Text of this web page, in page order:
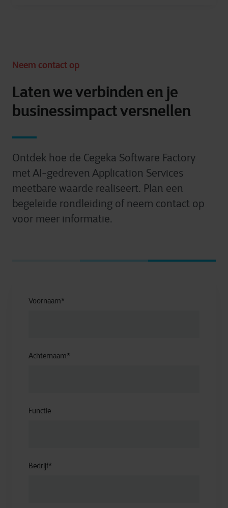
Neem contact op
Laten we verbinden en je
businessimpact versnellen
Ontdek hoe de Cegeka Software Factory
met AI-gedreven Application Services
meetbare waarde realiseert. Plan een
begeleide rondleiding of neem contact op
voor meer informatie.
Voornaam*
Achternaam*
Functie
Bedrijf*